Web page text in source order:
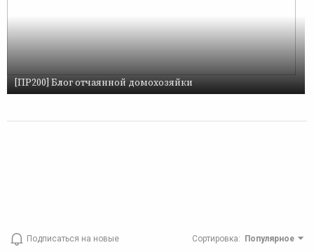
[ПР200] Блог отчаянной домохозяйки
Подписаться на новые Сортировка: Популярное